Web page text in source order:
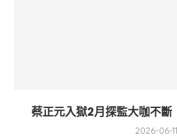
蔡正元入獄2月探監大咖不
2026-06-11